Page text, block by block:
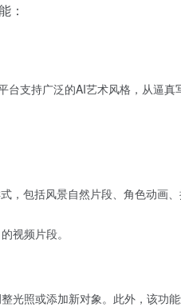
：
台支持广泛的AI艺术风格，从逼
，包括风景自然片段、角色动画
视频片段。
光照或添加新对象。此外，该功